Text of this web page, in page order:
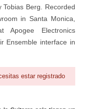
Berg. Recorded
in Santa Monica,
Electronics
Ensemble interface in
estar registrado